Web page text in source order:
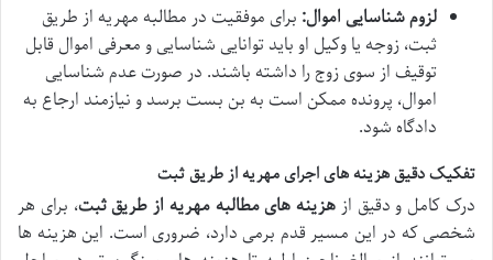
لزوم شناسایی اموال: برای موفقیت در مطالبه مهریه از طریق
ثبت، زوجه یا وکیل او باید توانایی شناسایی و معرفی اموال قابل
توقیف از سوی زوج را داشته باشند. در صورت عدم شناسایی
اموال، پرونده ممکن است به بن بست برسد و نیازمند ارجاع به
دادگاه شود.
تفکیک دقیق هزینه های اجرای مهریه از طریق ثبت
درک کامل و دقیق از هزینه های مطالبه مهریه از طریق ثبت، برای هر
شخصی که در این مسیر قدم برمی دارد، ضروری است. این هزینه ها